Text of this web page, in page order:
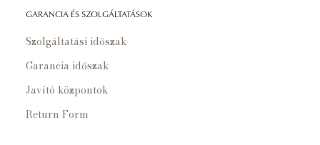
GARANCIA ÉS SZOLGÁLTATÁSOK
Szolgáltatási időszak
Garancia időszak
Javító központok
Return Form